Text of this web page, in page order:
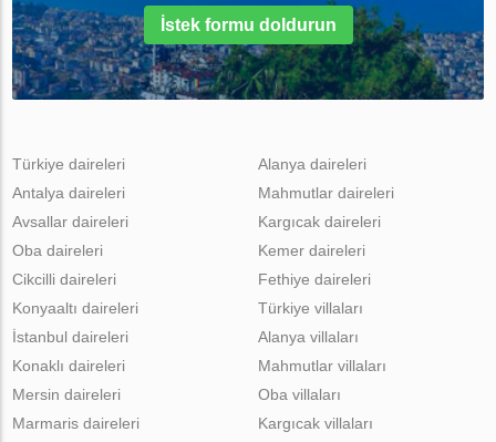
İstek formu doldurun
Türkiye daireleri
Antalya daireleri
Avsallar daireleri
Oba daireleri
Cikcilli daireleri
Alanya daireleri
Mahmutlar daireleri
Kargıcak daireleri
Kemer daireleri
Fethiye daireleri
Konyaaltı daireleri
İstanbul daireleri
Konaklı daireleri
Mersin daireleri
Marmaris daireleri
Türkiye villaları
Alanya villaları
Mahmutlar villaları
Oba villaları
Kargıcak villaları